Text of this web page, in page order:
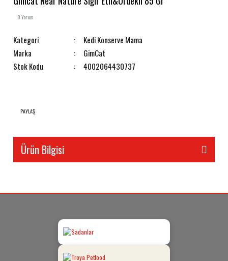
0 Yorum
Kategori
Kedi Konserve Mama
Marka
GimCat
Stok Kodu
4002064430737
PAYLAŞ
Ürün Bilgisi